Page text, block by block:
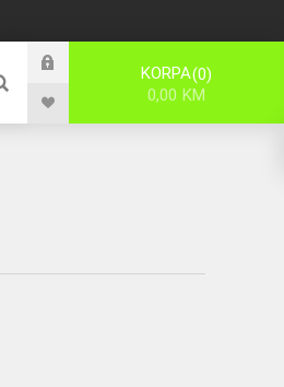
KORPA 0
0,00 KM